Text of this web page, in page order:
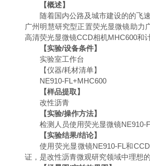
【概述】
随着国内公路及城市建设的的飞
广州明慧研究型正置荧光显微镜助力
高清荧光显微镜CCD相机MHC600和
【实验/设备条件】
实验室工作台
【仪器/耗材清单】
NE910-FL+MHC600
【样品提取】
改性沥青
【实验/操作方法】
检测人员使用荧光显微镜
【实验结果/结论】
使用荧光显微镜NE910-FL和
证，是改性沥青微观研究领域中理想的